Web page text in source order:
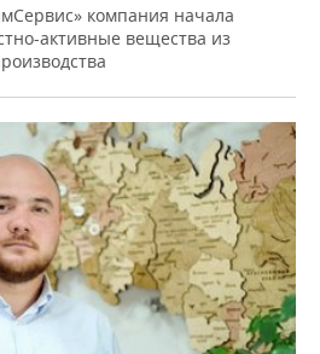
компания начала
активные вещества из